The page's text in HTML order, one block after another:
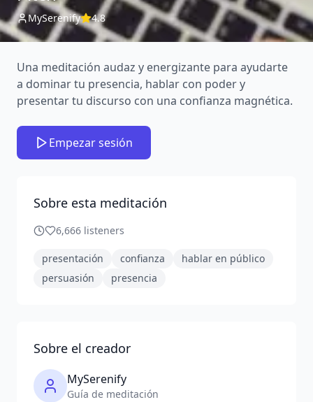
MySerenify 4.8
Una meditación audaz y energizante para ayudarte
a dominar tu presencia, hablar con poder y
presentar tu discurso con una confianza magnética.
Empezar sesión
Sobre esta meditación
6,666 listeners
presentación confianza
hablar en público
persuasión
presencia
Sobre el creador
MySerenify
Guía de meditación